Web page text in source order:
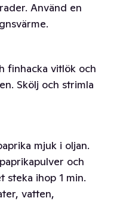
Använd en
finhacka vitlök och
Skölj och strimla
mjuk i oljan.
och
steka ihop 1 min.
vatten,